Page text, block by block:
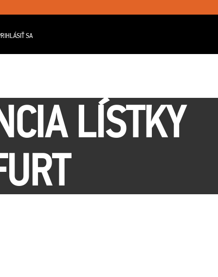
SA
LÍSTKY